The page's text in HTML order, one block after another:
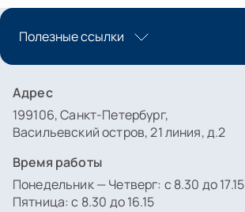
Полезные ссылки
Адрес
199106, Санкт-Петербург,
Васильевский остров, 21 линия, д.2
Время работы
Понедельник — Четверг: с 8.30 до 17.15
Пятница: с 8.30 до 16.15